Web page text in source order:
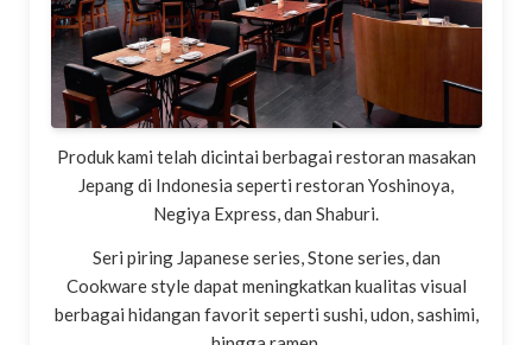
Produk kami telah dicintai berbagai restoran masakan
Jepang di Indonesia seperti restoran Yoshinoya,
Negiya Express, dan Shaburi.
Seri piring Japanese series, Stone series, dan
Cookware style dapat meningkatkan kualitas visual
berbagai hidangan favorit seperti sushi, udon, sashimi,